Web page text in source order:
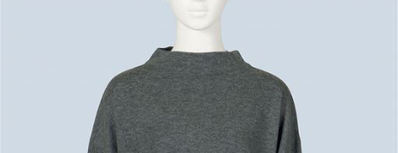
ジュニア・ティーンズ下着
キッチン・雑貨・日用品
寝具・インテリア・家具
寝具・インテリア・家具通販すべて
美容・健康通販すべて
制服・スクール
キッチン・雑貨・日用品
寝具・インテリア・家具通販すべて
寝具・ベッド
美容・健康通販すべて
美容・健康・サプリメント
制服・スクールすべて
大きいサイズ